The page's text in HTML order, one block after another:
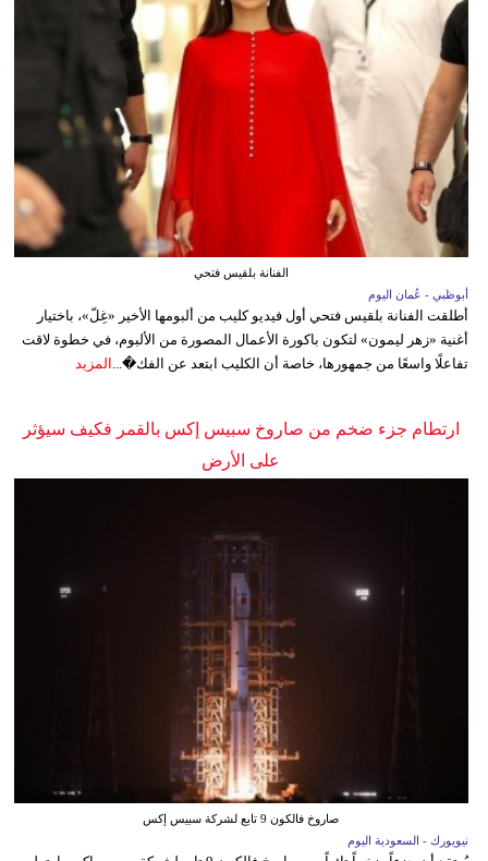
الفنانة بلقيس فتحي
أبوظبي - عُمان اليوم
أطلقت الفنانة بلقيس فتحي أول فيديو كليب من ألبومها الأخير «غِلّ»، باختيار
أغنية «زهر ليمون» لتكون باكورة الأعمال المصورة من الألبوم، في خطوة لاقت
تفاعلًا واسعًا من جمهورها، خاصة أن الكليب ابتعد عن الفك�... المزيد
ارتطام جزء ضخم من صاروخ سبيس إكس بالقمر فكيف سيؤثر
على الأرض
صاروخ فالكون 9 تابع لشركة سبيس إكس
نيويورك - السعودية اليوم